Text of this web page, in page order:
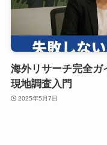
海外リサーチ完全ガ
現地調査入門
2025年5月7日